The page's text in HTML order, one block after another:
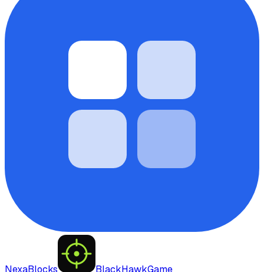
NexaBlocks BlackHawkGame